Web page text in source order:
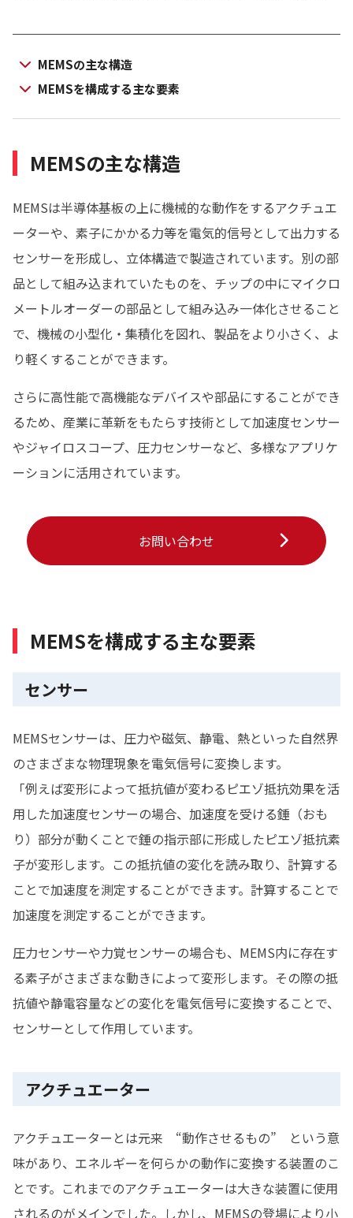
MEMSの主な構造
MEMSを構成する主な要素
MEMSの主な構造
MEMSは半導体基板の上に機械的な動作をするアクチュエ
ーターや、素子にかかる力等を電気的信号として出力する
センサーを形成し、立体構造で製造されています。別の部
品として組み込まれていたものを、チップの中にマイクロ
メートルオーダーの部品として組み込み一体化させること
で、機械の小型化・集積化を図れ、製品をより小さく、よ
り軽くすることができます。
さらに高性能で高機能なデバイスや部品にすることができ
るため、産業に革新をもたらす技術として加速度センサー
やジャイロスコープ、圧力センサーなど、多様なアプリケ
ーションに活用されています。
お問い合わせ
MEMSを構成する主な要素
センサー
MEMSセンサーは、圧力や磁気、静電、熱といった自然界
のさまざまな物理現象を電気信号に変換します。
「例えば変形によって抵抗値が変わるピエゾ抵抗効果を活
用した加速度センサーの場合、加速度を受ける錘（おも
り）部分が動くことで錘の指示部に形成したピエゾ抵抗素
子が変形します。この抵抗値の変化を読み取り、計算する
ことで加速度を測定することができます。計算することで
加速度を測定することができます。
圧力センサーや力覚センサーの場合も、MEMS内に存在す
る素子がさまざまな動きによって変形します。その際の抵
抗値や静電容量などの変化を電気信号に変換することで、
センサーとして作用しています。
アクチュエーター
アクチュエーターとは元来 “動作させるもの” という意
味があり、エネルギーを何らかの動作に変換する装置のこ
とです。これまでのアクチュエーターは大きな装置に使用
されるのがメインでした。しかし、MEMSの登場により小